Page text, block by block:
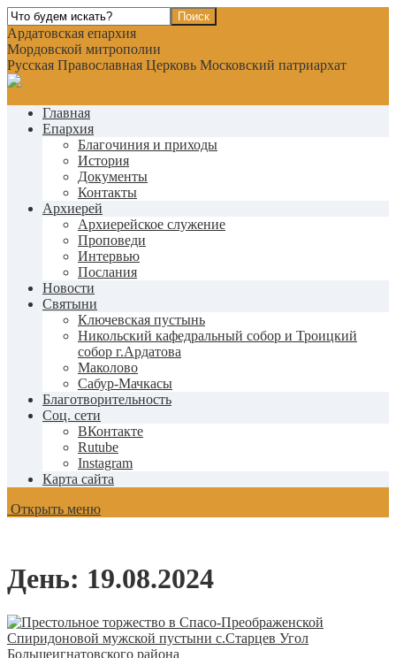
Ардатовская епархия
Мордовской митрополии
Русская Православная Церковь Московский патриархат
Главная
Епархия
Благочиния и приходы
История
Документы
Контакты
Архиерей
Архиерейское служение
Проповеди
Интервью
Послания
Новости
Святыни
Ключевская пустынь
Никольский кафедральный собор и Троицкий
собор г.Ардатова
Маколово
Сабур-Мачкасы
Благотворительность
Соц. сети
ВКонтакте
Rutube
Instagram
Карта сайта
Открыть меню
День: 19.08.2024